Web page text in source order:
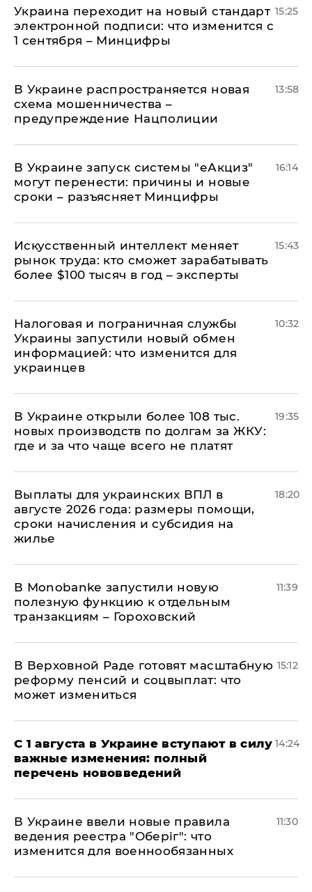
Украина переходит на новый стандарт
электронной подписи: что изменится с
1 сентября – Минцифры
15:25
В Украине распространяется новая
схема мошенничества –
предупреждение Нацполиции
13:58
В Украине запуск системы "еАкциз"
могут перенести: причины и новые
сроки – разъясняет Минцифры
16:14
Искусственный интеллект меняет
рынок труда: кто сможет зарабатывать
более $100 тысяч в год – эксперты
15:43
Налоговая и пограничная службы
Украины запустили новый обмен
информацией: что изменится для
украинцев
10:32
В Украине открыли более 108 тыс.
новых производств по долгам за ЖКУ:
где и за что чаще всего не платят
19:35
Выплаты для украинских ВПЛ в
августе 2026 года: размеры помощи,
сроки начисления и субсидия на
жилье
18:20
В Мonobankе запустили новую
полезную функцию к отдельным
транзакциям – Гороховский
11:39
В Верховной Раде готовят масштабную
реформу пенсий и соцвыплат: что
может измениться
15:12
С 1 августа в Украине вступают в силу
важные изменения: полный
перечень нововведений
14:24
В Украине ввели новые правила
ведения реестра "Оберіг": что
изменится для военнообязанных
11:30